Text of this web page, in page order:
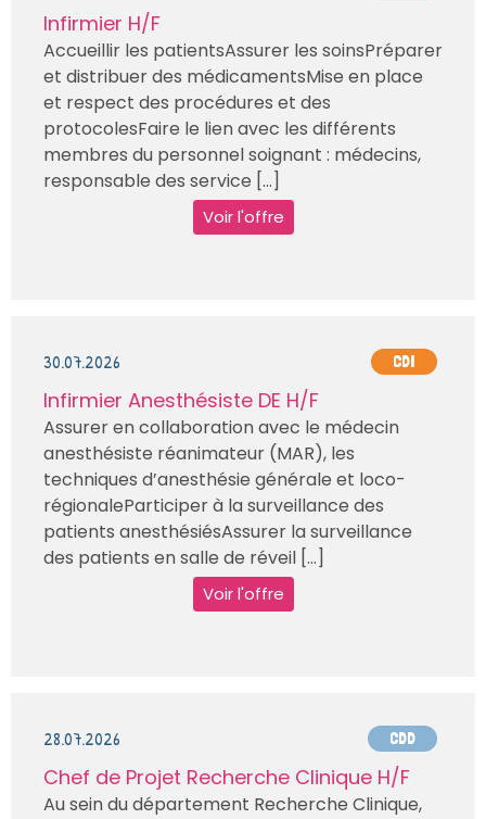
Infirmier H/F
Accueillir les patientsAssurer les soinsPréparer
et distribuer des médicamentsMise en place
et respect des procédures et des
protocolesFaire le lien avec les différents
membres du personnel soignant : médecins,
responsable des service [...]
Voir l'offre
30.07.2026 CDI
Infirmier Anesthésiste DE H/F
Assurer en collaboration avec le médecin
anesthésiste réanimateur (MAR), les
techniques d’anesthésie générale et loco-
régionaleParticiper à la surveillance des
patients anesthésiésAssurer la surveillance
des patients en salle de réveil [...]
Voir l'offre
28.07.2026 CDD
Chef de Projet Recherche Clinique H/F
Au sein du département Recherche Clinique,